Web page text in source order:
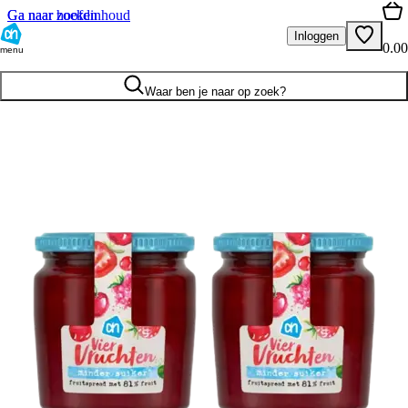
Ga naar hoofdinhoud
Ga naar zoeken
menu
Inloggen
0.00
Waar ben je naar op zoek?